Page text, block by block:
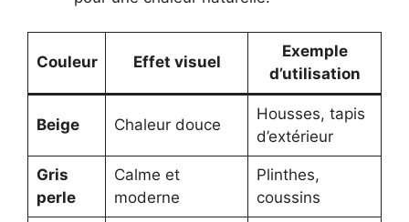
Couleur Effet visuel
Exemple
d’utilisation
Beige Chaleur douce
Housses, tapis
d’extérieur
Gris
perle
Calme et
moderne
Plinthes,
coussins